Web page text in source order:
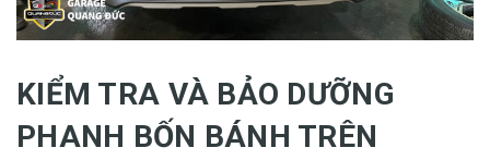
KIỂM TRA VÀ BẢO DƯỠNG
PHANH BỐN BÁNH TRÊN